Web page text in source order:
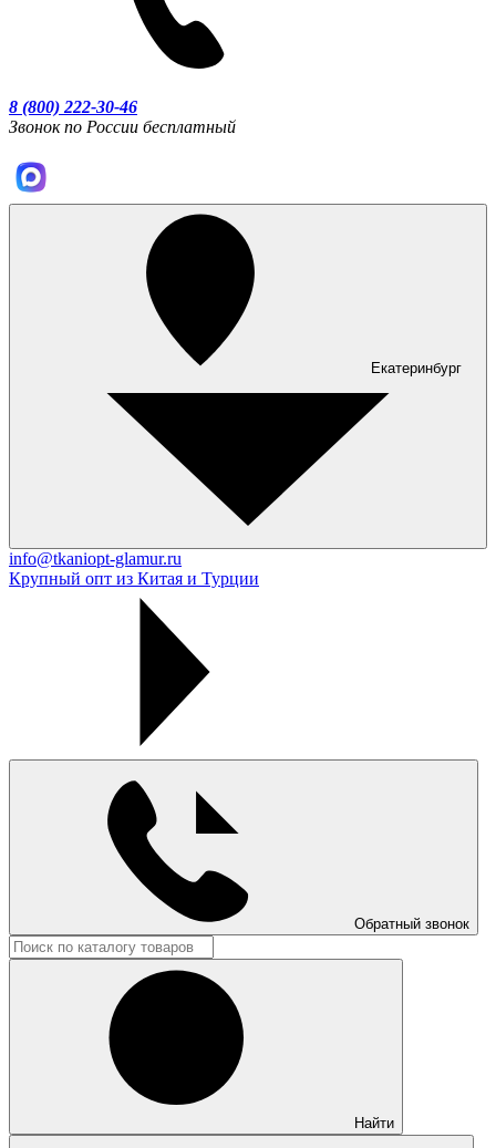
8 (800) 222-30-46
Звонок по России бесплатный
Екатеринбург
info@tkaniopt-glamur.ru
Крупный опт из Китая и Турции
Обратный звонок
Найти